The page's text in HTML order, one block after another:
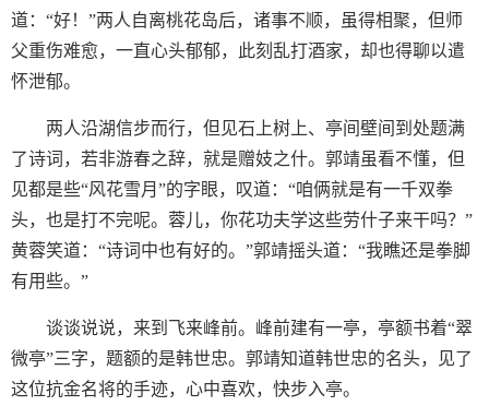
道：“好！”两人自离桃花岛后，诸事不顺，虽得相聚，但师
父重伤难愈，一直心头郁郁，此刻乱打酒家，却也得聊以遣
怀泄郁。
两人沿湖信步而行，但见石上树上、亭间壁间到处题满
了诗词，若非游春之辞，就是赠妓之什。郭靖虽看不懂，但
见都是些“风花雪月”的字眼，叹道：“咱俩就是有一千双拳
头，也是打不完呢。蓉儿，你花功夫学这些劳什子来干吗？”
黄蓉笑道：“诗词中也有好的。”郭靖摇头道：“我瞧还是拳脚
有用些。”
谈谈说说，来到飞来峰前。峰前建有一亭，亭额书着“翠
微亭”三字，题额的是韩世忠。郭靖知道韩世忠的名头，见了
这位抗金名将的手迹，心中喜欢，快步入亭。